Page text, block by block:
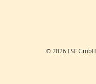
© 2026 FSF GmbH